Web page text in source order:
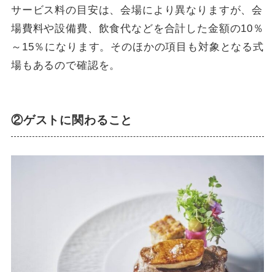
サービス料の目安は、会場により異なりますが、会
場費料や設備費、飲食代などを合計した金額の10％
～15％になります。そのほかの項目も対象となる式
場もあるので確認を。
②ゲストに関わること